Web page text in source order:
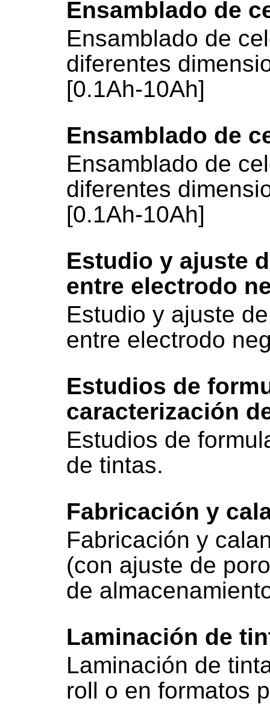
Ensamblado de
Ensamblado de
diferentes
[0.1Ah-10Ah]
Ensamblado de
Ensamblado de
diferentes
[0.1Ah-10Ah]
Estudio y ajuste
entre electrodo
Estudio y ajuste
entre electrodo
Estudios de
caracterización
Estudios de
de tintas.
Fabricación y
Fabricación y
(con ajuste de
de
Laminación de
Laminación de
roll o en formatos